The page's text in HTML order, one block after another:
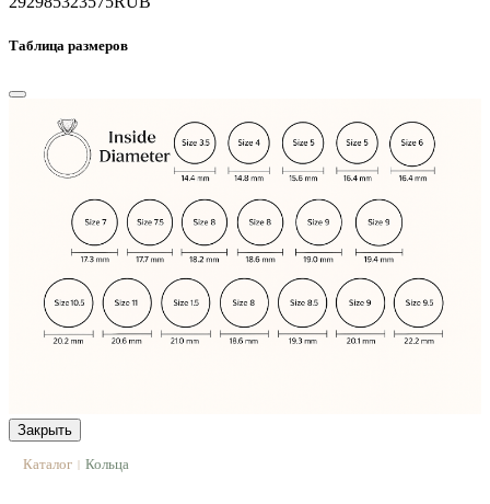
Таблица размеров
Закрыть
Каталог | Кольца